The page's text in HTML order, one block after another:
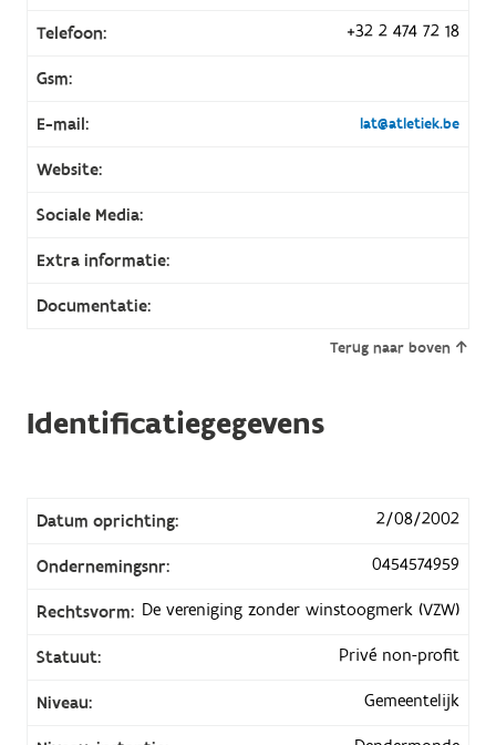
Telefoon: +32 2 474 72 18
Gsm:
E-mail: lat@atletiek.be
Website:
Sociale Media:
Extra informatie:
Documentatie:
Terug naar boven
Identificatiegegevens
Datum oprichting: 2/08/2002
Ondernemingsnr: 0454574959
Rechtsvorm: De vereniging zonder winstoogmerk (VZW)
Statuut: Privé non-profit
Niveau: Gemeentelijk